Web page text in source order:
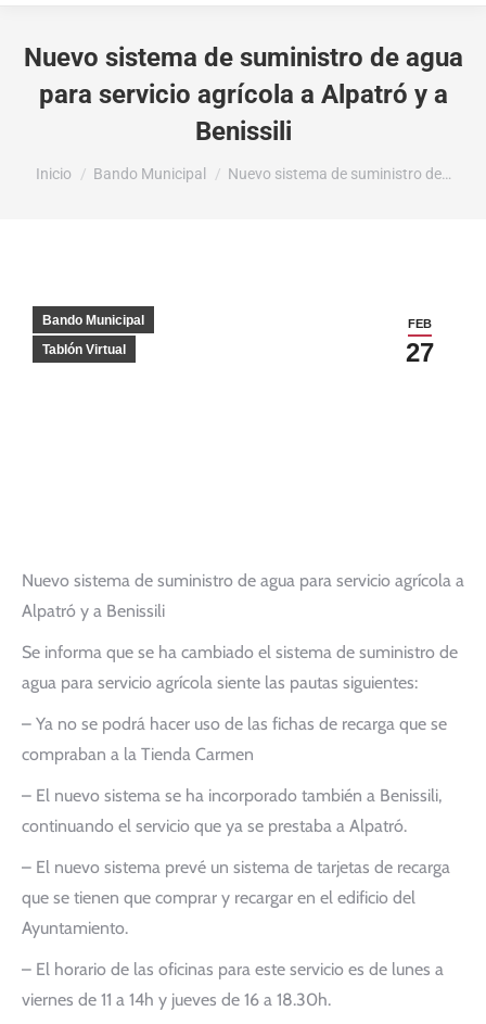
Nuevo sistema de suministro de agua
para servicio agrícola a Alpatró y a
Benissili
Estás aquí:
Inicio Bando Municipal Nuevo sistema de suministro de…
FEB
27
Bando Municipal
Tablón Virtual
Nuevo sistema de suministro de agua para servicio agrícola a
Alpatró y a Benissili
Se informa que se ha cambiado el sistema de suministro de
agua para servicio agrícola siente las pautas siguientes:
– Ya no se podrá hacer uso de las fichas de recarga que se
compraban a la Tienda Carmen
– El nuevo sistema se ha incorporado también a Benissili,
continuando el servicio que ya se prestaba a Alpatró.
– El nuevo sistema prevé un sistema de tarjetas de recarga
que se tienen que comprar y recargar en el edificio del
Ayuntamiento.
– El horario de las oficinas para este servicio es de lunes a
viernes de 11 a 14h y jueves de 16 a 18.30h.